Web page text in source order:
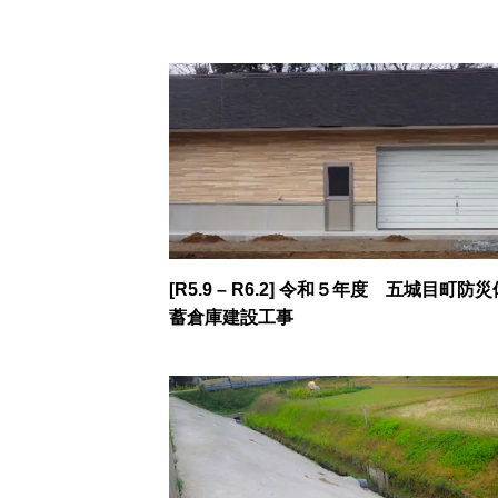
[R5.9 – R6.2] 令和５年度 五城目町防災
蓄倉庫建設工事